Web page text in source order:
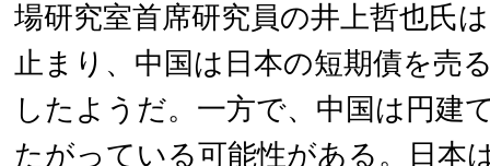
場研究室首席研究員の井上哲也氏
止まり、中国は日本の短期債を売
したようだ。一方で、中国は円建
たがっている可能性がある。日本